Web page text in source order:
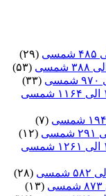
(۲۹)
(۵۳)
(۳۳)
(۷)
(۱۲)
(۲۸)
(۱۳)